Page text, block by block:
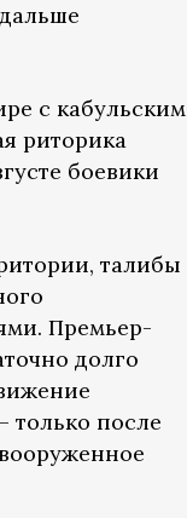
с кабульским
риторика
боевики
талибы
Премьер-
долго
только после